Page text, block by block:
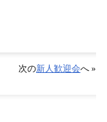
次の新人歓迎会へ »